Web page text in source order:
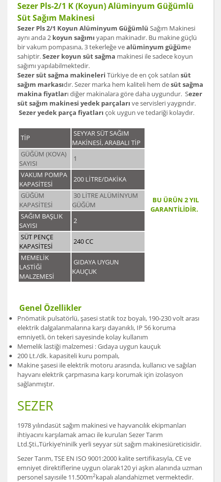
Sezer Pls-2/1 K (Koyun) Alüminyum Güğümlü
Süt Sağım Makinesi
Sezer Pls 2/1 Koyun Alüminyum Güğümlü Sağım Makinesi
aynı anda 2 koyun sağımı yapan makinadır. Bu makine güçlü
bir vakum pompasına, 3 tekerleğe vealüminyum güğüme
sahiptir.Sezer koyun süt sağma makinesi ile sadece koyun
sağımı yapılabilmektedir.
Sezer süt sağma makineleri Türkiye de en çok satılan süt
sağım markasıdır. Sezer marka hem kaliteli hem desüt sağma
makina fiyatları diğer makinalara göre daha uygundur. Sezer
süt sağım makinesi yedek parçaları ve servisleri yaygındır.
Sezer yedek parça fiyatları çok uygun ve tedariği kolaydır.
TİP
SEYYAR SÜT SAĞIM
MAKİNESİ, ARABALI TİP
GÜĞÜM (KOVA)
SAYISI
1
VAKUM POMPA
KAPASİTESİ
200 LİTRE/DAKİKA
GÜĞÜM
KAPASİTESİ
30 LİTRE ALÜMİNYUM
GÜĞÜM
SAĞIM BAŞLIK
SAYISI
2
SÜT PENÇE
KAPASİTESİ
240 CC
MEMELİK
LASTİĞİ
MALZEMESİ
GIDAYA UYGUN
KAUÇUK
BU ÜRÜN 2 YIL
GARANTİLİDİR.
Genel Özellikler
Pnömatik pulsatörlü, şasesi statik toz boyalı, 190-230 volt arası
elektrik dalgalanmalarına karşı dayanıklı, IP 56 koruma
emniyetli, ön tekeri sayesinde kolay kullanım
Memelik lastiği malzemesi : Gıdaya uygun kauçuk
200 Lt./dk. kapasiteli kuru pompalı,
Makine şasesi ile elektrik motoru arasında, kullanıcı ve sağılan
hayvanı elektrik çarpmasına karşı korumak için izolasyon
sağlanmıştır.
SEZER
1978 yılındasüt sağım makinesi ve hayvancılık ekipmanları
ihtiyacını karşılamak amacı ile kurulan Sezer Tarım
Ltd.Şti.,Türkiye’ninilk yerli seyyar süt sağım makinesiüreticisidir.
Sezer Tarım, TSE EN ISO 9001:2000 kalite sertifikasıyla, CE ve
emniyet direktiflerine uygun olarak120 yi aşkın alanında uzman
personel sayısıile 11.500m2kapalı alandahizmet vermektedir.